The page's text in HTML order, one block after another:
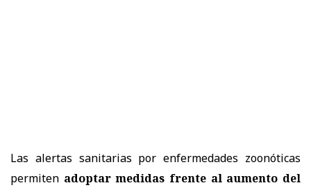
Las alertas sanitarias por enfermedades zoonóticas
permiten adoptar medidas frente al aumento del